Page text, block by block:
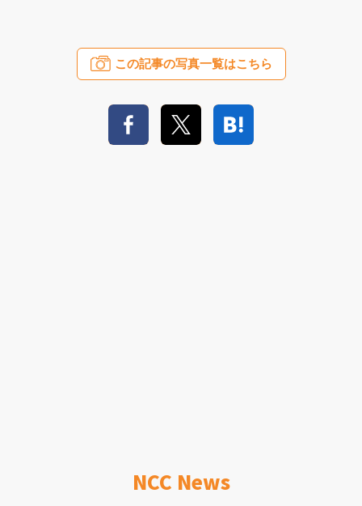
この記事の写真一覧はこちら
NCC News